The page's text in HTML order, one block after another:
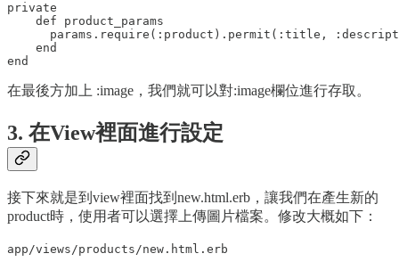
private
    def product_params
params.require(:product).permit(:title,
    end
在最後方加上 :image，我們就可以對:image欄位進行存取。
3. 在View裡面進行設定
接下來就是到view裡面找到new.html.erb，讓我們在產生新的
product時，使用者可以選擇上傳圖片檔案。修改大概如下：
app/views/products/new.html.erb